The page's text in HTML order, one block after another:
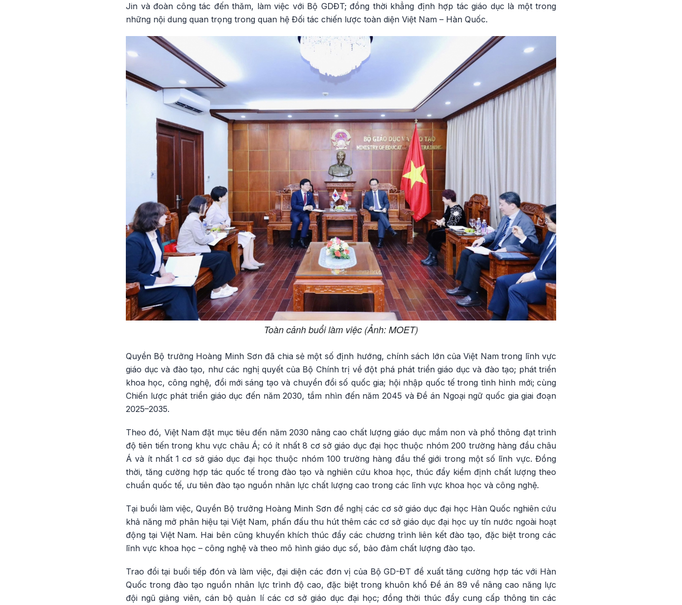
Jin và đoàn công tác đến thăm, làm việc với Bộ GDĐT; đồng thời khẳng định hợp tác giáo dục là một trong
những nội dung quan trọng trong quan hệ Đối tác chiến lược toàn diện Việt Nam – Hàn Quốc.
Toàn cảnh buổi làm việc (Ảnh: MOET)
Quyền Bộ trưởng Hoàng Minh Sơn đã chia sẻ một số định hướng, chính sách lớn của Việt Nam trong lĩnh vực
giáo dục và đào tạo, như các nghị quyết của Bộ Chính trị về đột phá phát triển giáo dục và đào tạo; phát triển
khoa học, công nghệ, đổi mới sáng tạo và chuyển đổi số quốc gia; hội nhập quốc tế trong tình hình mới; cùng
Chiến lược phát triển giáo dục đến năm 2030, tầm nhìn đến năm 2045 và Đề án Ngoại ngữ quốc gia giai đoạn
2025–2035.
Theo đó, Việt Nam đặt mục tiêu đến năm 2030 nâng cao chất lượng giáo dục mầm non và phổ thông đạt trình
độ tiên tiến trong khu vực châu Á; có ít nhất 8 cơ sở giáo dục đại học thuộc nhóm 200 trường hàng đầu châu
Á và ít nhất 1 cơ sở giáo dục đại học thuộc nhóm 100 trường hàng đầu thế giới trong một số lĩnh vực. Đồng
thời, tăng cường hợp tác quốc tế trong đào tạo và nghiên cứu khoa học, thúc đẩy kiểm định chất lượng theo
chuẩn quốc tế, ưu tiên đào tạo nguồn nhân lực chất lượng cao trong các lĩnh vực khoa học và công nghệ.
Tại buổi làm việc, Quyền Bộ trưởng Hoàng Minh Sơn đề nghị các cơ sở giáo dục đại học Hàn Quốc nghiên cứu
khả năng mở phân hiệu tại Việt Nam, phấn đấu thu hút thêm các cơ sở giáo dục đại học uy tín nước ngoài hoạt
động tại Việt Nam. Hai bên cũng khuyến khích thúc đẩy các chương trình liên kết đào tạo, đặc biệt trong các
lĩnh vực khoa học – công nghệ và theo mô hình giáo dục số, bảo đảm chất lượng đào tạo.
Trao đổi tại buổi tiếp đón và làm việc, đại diện các đơn vị của Bộ GD-ĐT đề xuất tăng cường hợp tác với Hàn
Quốc trong đào tạo nguồn nhân lực trình độ cao, đặc biệt trong khuôn khổ Đề án 89 về nâng cao năng lực
đội ngũ giảng viên, cán bộ quản lí các cơ sở giáo dục đại học; đồng thời thúc đẩy cung cấp thông tin các